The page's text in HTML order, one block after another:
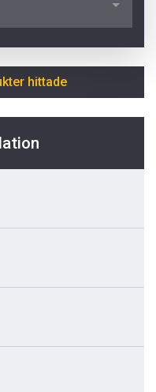
hittade